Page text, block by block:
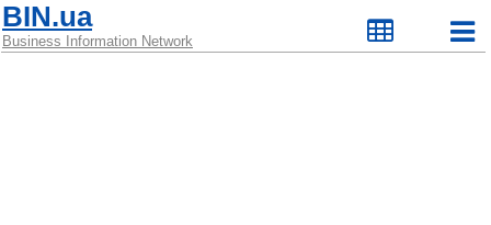
BIN.ua
Business Information Network